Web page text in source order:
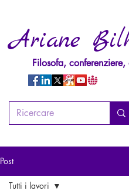
Ariane
Filosofa, conferenziere,
Post
Tutti i lavori